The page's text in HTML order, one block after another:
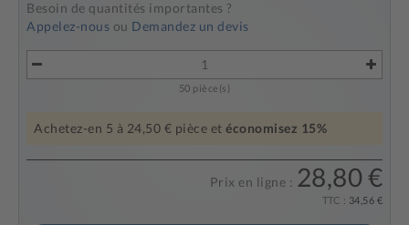
Besoin de quantités importantes ?
Appelez-nous ou Demandez un devis
50 pièce(s)
Achetez-en 5 à 24,50 € pièce et économisez 15%
Prix en ligne : 28,80 €
TTC : 34,56 €